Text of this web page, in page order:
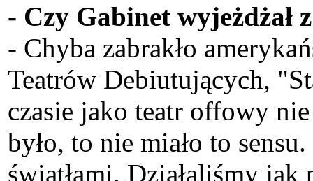
- Czy Gabinet wyjeżdżał
- Chyba zabrakło
Teatrów Debiutujących,
czasie jako teatr offowy
było, to nie miało to
światłami. Działaliśmy jak